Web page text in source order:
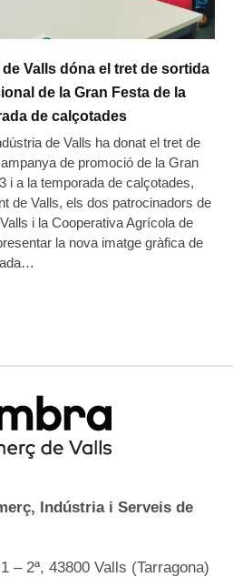
Valls dóna el tret de sortida
de la Gran Festa de la
de calçotades
de Valls ha donat el tret de
de promoció de la Gran
i a la temporada de calçotades,
de Valls, els dos patrocinadors de
i la Cooperativa Agrícola de
la nova imatge gràfica de
Indústria i Serveis de
– 2ª, 43800 Valls (Tarragona)